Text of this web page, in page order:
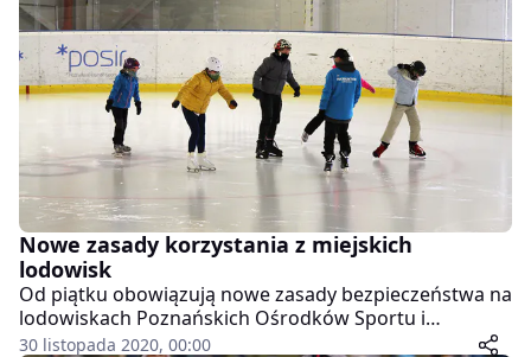
Nowe zasady korzystania z miejskich
lodowisk
Od piątku obowiązują nowe zasady bezpieczeństwa na
lodowiskach Poznańskich Ośrodków Sportu i
Rekreacji.
30 listopada 2020, 00:00